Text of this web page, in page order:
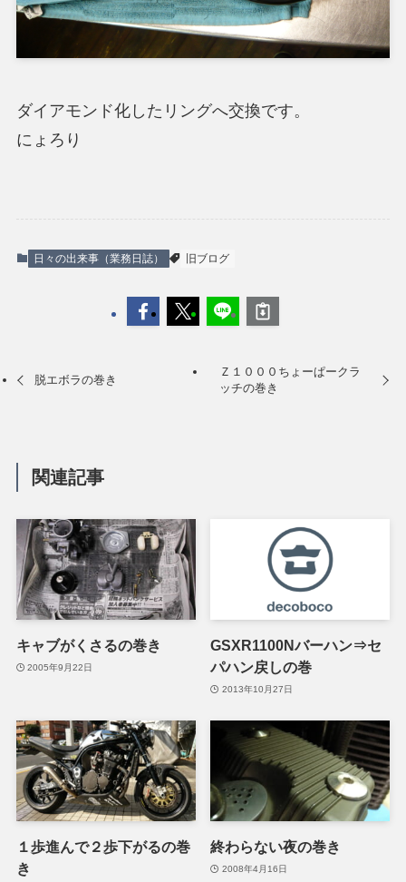
ダイアモンド化したリングへ交換です。
にょろり
日々の出来事（業務日誌） 旧ブログ
脱エボラの巻き
Ｚ１０００ちょーぱークラ
ッチの巻き
関連記事
キャブがくさるの巻き
2005年9月22日
GSXR1100Nバーハン⇒セ
パハン戻しの巻
2013年10月27日
１歩進んで２歩下がるの巻
き
終わらない夜の巻き
2008年4月16日